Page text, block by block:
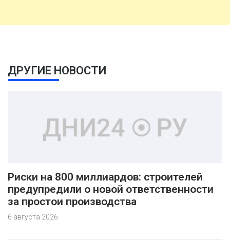
ДРУГИЕ НОВОСТИ
Риски на 800 миллиардов: строителей
предупредили о новой ответственности
за простои производства
6 августа 2026